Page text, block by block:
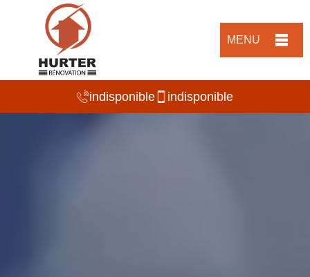
MENU
indisponible indisponible